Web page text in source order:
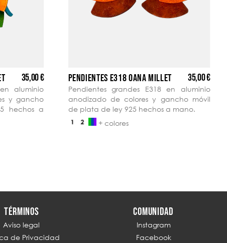
35,00 €
aluminio
y gancho
hechos a
PENDIENTES E318 OANA MILLET 35,00 €
Pendientes grandes E318 en aluminio
anodizado de colores y gancho móvil
de plata de ley 925 hechos a mano.
+ colores
TÉRMINOS
Aviso legal
de Privacidad
COMUNIDAD
Instagram
Facebook